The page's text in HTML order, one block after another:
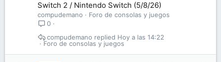
Switch 2 / Nintendo Switch (5/8/26)
compudemano
Foro de consolas y juegos
0
Foro de consolas y juegos
Hoy a las 14:22
compudemano